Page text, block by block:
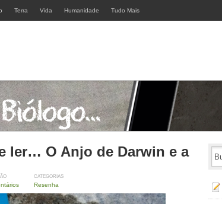
Terra Vida Humanidade Tudo Mais
ler… O Anjo de Darwin e a
CATEGORIAS
Resenha